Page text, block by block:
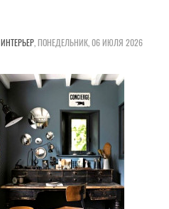
ИНТЕРЬЕР,ПОНЕДЕЛЬНИК, 06 ИЮЛЯ 2026